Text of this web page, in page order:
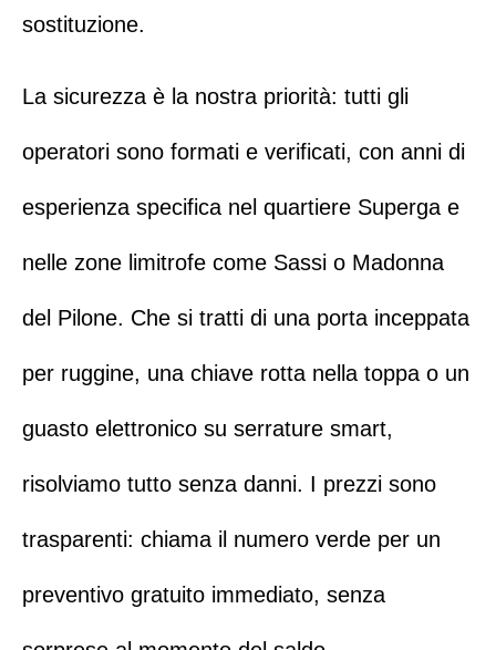
sostituzione.
La sicurezza è la nostra priorità: tutti gli
operatori sono formati e verificati, con anni di
esperienza specifica nel quartiere Superga e
nelle zone limitrofe come Sassi o Madonna
del Pilone. Che si tratti di una porta inceppata
per ruggine, una chiave rotta nella toppa o un
guasto elettronico su serrature smart,
risolviamo tutto senza danni. I prezzi sono
trasparenti: chiama il numero verde per un
preventivo gratuito immediato, senza